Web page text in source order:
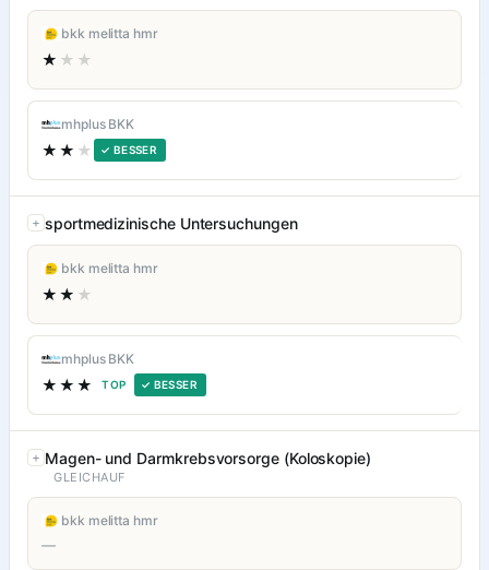
bkk melitta hmr
★ ★★
mhplus BKK
★★ ★ ✓ BESSER
sportmedizinische Untersuchungen
bkk melitta hmr
★★ ★
mhplus BKK
★★★ TOP ✓ BESSER
Magen- und Darmkrebsvorsorge (Koloskopie)
GLEICHAUF
bkk melitta hmr
—